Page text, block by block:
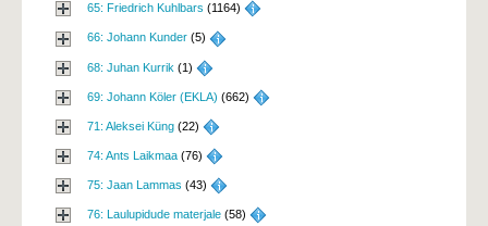
65: Friedrich Kuhlbars (1164)
66: Johann Kunder (5)
68: Juhan Kurrik (1)
69: Johann Köler (EKLA) (662)
71: Aleksei Küng (22)
74: Ants Laikmaa (76)
75: Jaan Lammas (43)
76: Laulupidude materjale (58)